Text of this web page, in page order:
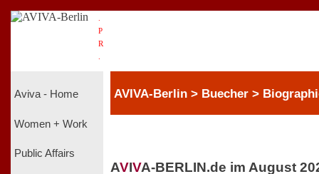
P
R
Aviva - Home
Women + Work
Public Affairs
AVIVA-Berlin > Buecher >
AVIVA-BERLIN.de im August